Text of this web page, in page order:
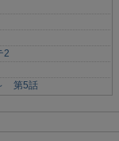
2
第5話